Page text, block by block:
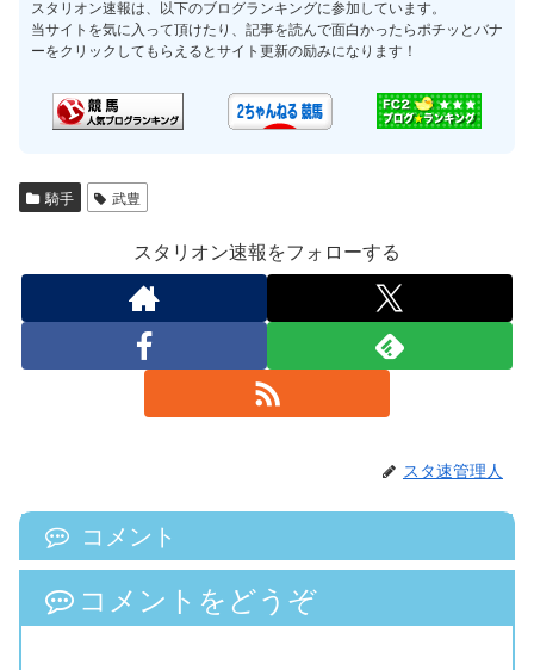
スタリオン速報は、以下のブログランキングに参加しています。
当サイトを気に入って頂けたり、記事を読んで面白かったらポチッとバナ
ーをクリックしてもらえるとサイト更新の励みになります！
騎手 武豊
スタリオン速報をフォローする
スタ速管理人
コメント
コメントをどうぞ